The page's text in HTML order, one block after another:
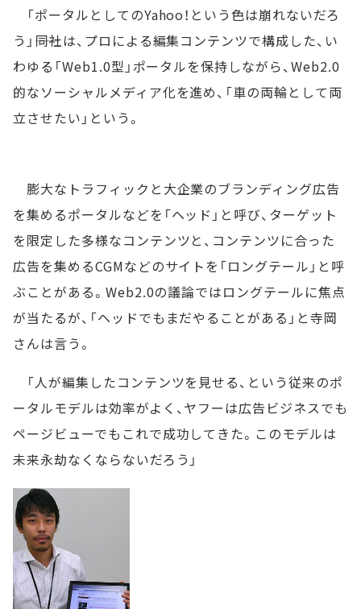
「ポータルとしてのYahoo！という色は崩れないだろ
う」――同社は、プロによる編集コンテンツで構成した、い
わゆる「Web1.0型」ポータルを保持しながら、Web2.0
的なソーシャルメディア化を進め、「車の両輪として両
立させたい」という。
膨大なトラフィックと大企業のブランディング広告
を集めるポータルなどを「ヘッド」と呼び、ターゲット
を限定した多様なコンテンツと、コンテンツに合った
広告を集めるCGMなどのサイトを「ロングテール」と呼
ぶことがある。Web2.0の議論ではロングテールに焦点
が当たるが、「ヘッドでもまだやることがある」と寺岡
さんは言う。
「人が編集したコンテンツを見せる、という従来のポ
ータルモデルは効率がよく、ヤフーは広告ビジネスでも
ページビューでもこれで成功してきた。このモデルは
未来永劫なくならないだろう」